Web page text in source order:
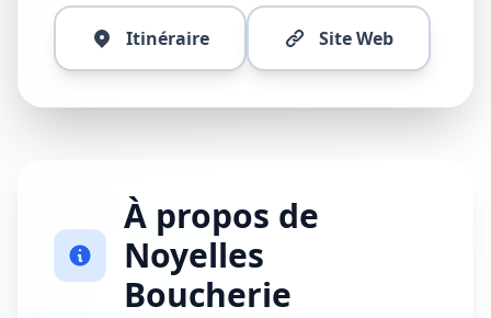
Itinéraire Site Web
À propos de
Noyelles
Boucherie